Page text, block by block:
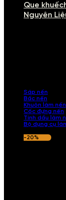
Que
Nguyên
Sáp nến
Bấc nến
Khuôn làm nến
Cốc đựng nến
Tinh dầu làm
Bộ dụng cụ
-20%